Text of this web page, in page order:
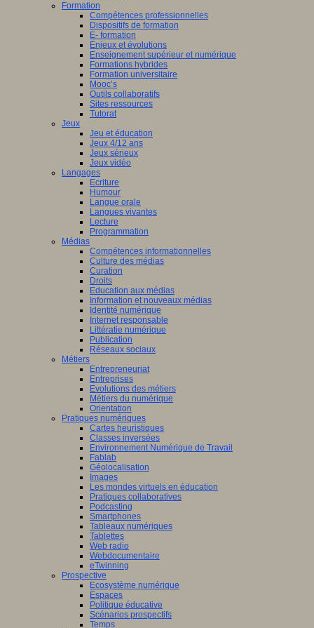
Formation
Compétences professionnelles
Dispositifs de formation
E- formation
Enjeux et évolutions
Enseignement supérieur et numérique
Formations hybrides
Formation universitaire
Mooc’s
Outils collaboratifs
Sites ressources
Tutorat
Jeux
Jeu et éducation
Jeux 4/12 ans
Jeux sérieux
Jeux vidéo
Langages
Ecriture
Humour
Langue orale
Langues vivantes
Lecture
Programmation
Médias
Compétences informationnelles
Culture des médias
Curation
Droits
Education aux médias
Information et nouveaux médias
Identité numérique
Internet responsable
Littératie numérique
Publication
Réseaux sociaux
Métiers
Entrepreneuriat
Entreprises
Evolutions des métiers
Métiers du numérique
Orientation
Pratiques numériques
Cartes heuristiques
Classes inversées
Environnement Numérique de Travail
Fablab
Géolocalisation
Images
Les mondes virtuels en éducation
Pratiques collaboratives
Podcasting
Smartphones
Tableaux numériques
Tablettes
Web radio
Webdocumentaire
eTwinning
Prospective
Ecosystème numérique
Espaces
Politique éducative
Scénarios prospectifs
Temps